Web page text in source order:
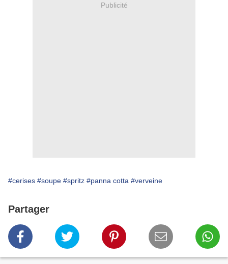
Publicité
#cerises #soupe #spritz #panna cotta #verveine
Partager